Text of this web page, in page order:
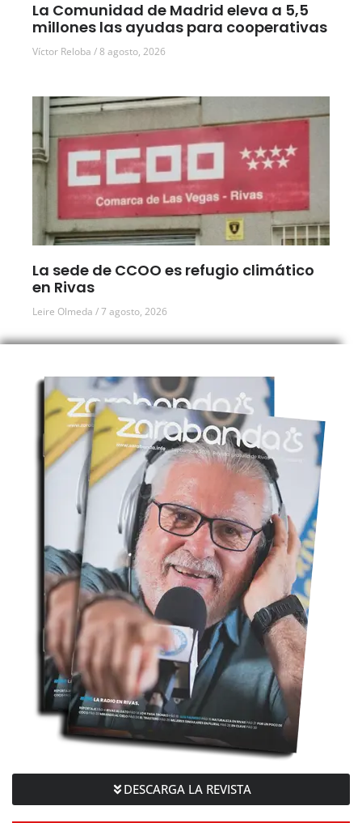
La Comunidad de Madrid eleva a 5,5
millones las ayudas para cooperativas
Víctor Reloba 8 agosto, 2026
La sede de CCOO es refugio climático
en Rivas
Leire Olmeda 7 agosto, 2026
DESCARGA LA REVISTA